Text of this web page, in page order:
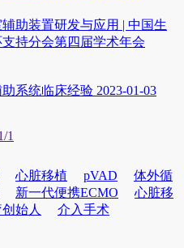
助装置研发与应用 | 中国生
持分会第四届学术年会
系统临床经验 2023-01-03
1
心脏移植 pVAD
体外循
新一代便携ECMO
心脏移
始人 介入手术